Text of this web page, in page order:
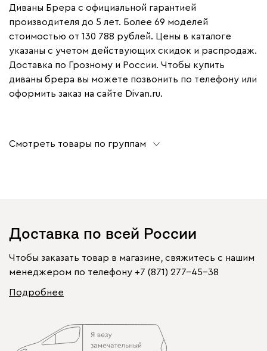
Диваны Брера с официальной гарантией
производителя до 5 лет. Более 69 моделей
стоимостью от 130 788 рублей. Цены в каталоге
указаны с учетом действующих скидок и распродаж.
Доставка по Грозному и России. Чтобы купить
диваны брера вы можете позвонить по телефону или
оформить заказ на сайте Divan.ru.
Смотреть товары по группам
Доставка по всей России
Чтобы заказать товар в магазине, свяжитесь с нашим
менеджером по телефону +7 (871) 277-45-38
Подробнее